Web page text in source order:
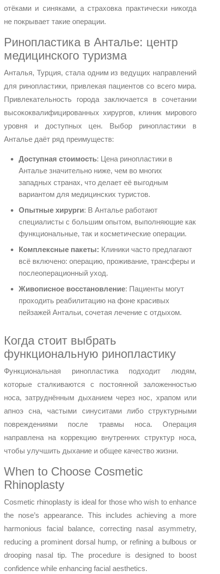
отёками и синяками, а страховка практически никогда
не покрывает такие операции.
Ринопластика в Анталье: центр
медицинского туризма
Анталья, Турция, стала одним из ведущих направлений
для ринопластики, привлекая пациентов со всего мира.
Привлекательность города заключается в сочетании
высококвалифицированных хирургов, клиник мирового
уровня и доступных цен. Выбор ринопластики в
Анталье даёт ряд преимуществ:
Доступная стоимость: Цена ринопластики в
Анталье значительно ниже, чем во многих
западных странах, что делает её выгодным
вариантом для медицинских туристов.
Опытные хирурги: В Анталье работают
специалисты с большим опытом, выполняющие как
функциональные, так и косметические операции.
Комплексные пакеты: Клиники часто предлагают
всё включено: операцию, проживание, трансферы и
послеоперационный уход.
Живописное восстановление: Пациенты могут
проходить реабилитацию на фоне красивых
пейзажей Антальи, сочетая лечение с отдыхом.
Когда стоит выбрать
функциональную ринопластику
Функциональная ринопластика подходит людям,
которые сталкиваются с постоянной заложенностью
носа, затруднённым дыханием через нос, храпом или
апноэ сна, частыми синуситами либо структурными
повреждениями после травмы носа. Операция
направлена на коррекцию внутренних структур носа,
чтобы улучшить дыхание и общее качество жизни.
When to Choose Cosmetic
Rhinoplasty
Cosmetic rhinoplasty is ideal for those who wish to enhance
the nose’s appearance. This includes achieving a more
harmonious facial balance, correcting nasal asymmetry,
reducing a prominent dorsal hump, or refining a bulbous or
drooping nasal tip. The procedure is designed to boost
confidence while enhancing facial aesthetics.